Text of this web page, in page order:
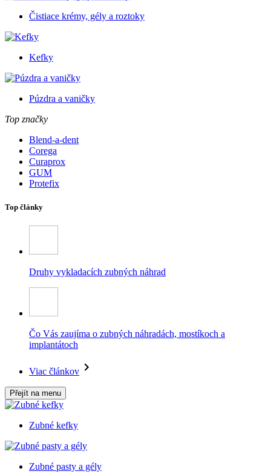
Čistiace krémy, gély a roztoky
Kefky
Púzdra a vaničky
Top značky
Blend-a-dent
Corega
Curaprox
GUM
Protefix
Top články
Druhy vykladacích zubných náhrad
Čo Vás zaujíma o zubných náhradách, mostíkoch a
implantátoch
Viac článkov
Přejít na menu
Zubné kefky
Zubné pasty a gély